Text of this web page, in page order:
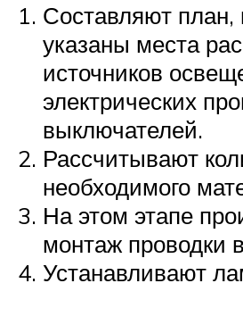
Составляют план,
указаны места
источников
электрических
выключателей.
Рассчитывают
необходимого
На этом этапе
монтаж проводки
Устанавливают